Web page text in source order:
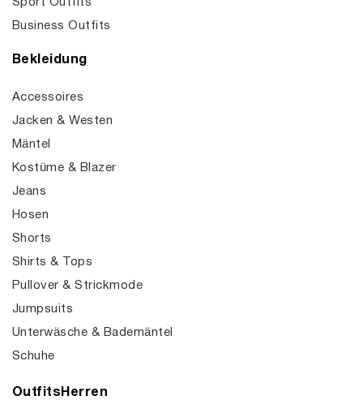
Sport Outfits
Business Outfits
Bekleidung
Accessoires
Jacken & Westen
Mäntel
Kostüme & Blazer
Jeans
Hosen
Shorts
Shirts & Tops
Pullover & Strickmode
Jumpsuits
Unterwäsche & Bademäntel
Schuhe
OutfitsHerren